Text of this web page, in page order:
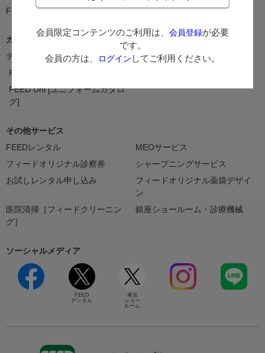
会員限定コンテンツのご利用は、 会員登録が必要
です。
会員の方は、
ログイン してご利用ください。
FEEDポイントについて
カタログ/情報誌
デジタルカタログ
カタログ請求
FEEDNOTE
FEED Uni [ユニフォームカタロ
グ]
その他サービス
FEEDレンタル
MEOサービス
フィードオリジナル診察券
シャープニングサービス
お試しレンタル申し込み
フィードオリジナル薬袋デザイ
ン
医院清掃［フィードクリーニン
グ］
銀座ショールーム・診療機械
ソーシャルメディア
FEED
デンタル
東京
ショー
ルーム